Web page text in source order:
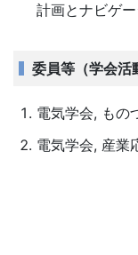
計画とナビゲ
委員等（学会活
電気学会, もの
電気学会, 産業